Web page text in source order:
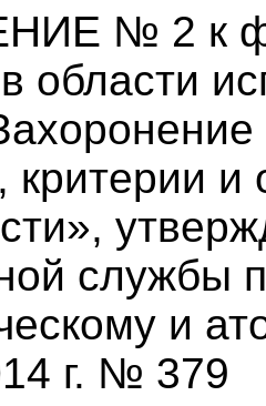
№ 2 к
области
и
службы
и
г. № 379